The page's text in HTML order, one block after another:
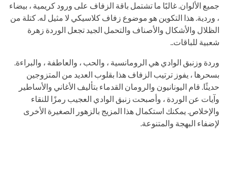
جميع الألوان. غالبًا ما تشتمل باقة الزفاف على ورود كريمية ، بيضاء
، وردية. هذا التكوين هو موضوع زفاف كلاسيكي لا مثيل له. كتلة من
الظلال والأشكال والأصناف والتحمل الجيد تجعل الوردة زهرة
شعبية للباقات..
وردة وزنبق الوادي هي الرومانسية ، والحب ، والعاطفة ، والبراءة.
بسحرها ، يفوز ترتيب الزفاف هذا بقلوب العديد من المتزوجين
حديثًا. قام اليونانيون والرومان القدماء بتأليف الأغاني والأساطير
وآيات عن الوردة ، وأصبحت زنبق الوادي العجيب رمزًا للنقاء
والإخلاص. يمكنك استكمال هذا المزيج بالزهور الصغيرة الأخرى
لإضفاء البهجة والمتنوعة.